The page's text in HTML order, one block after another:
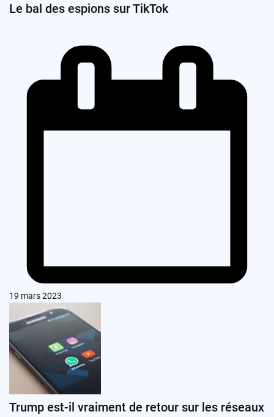
Le bal des espions sur TikTok
19 mars 2023
Trump est-il vraiment de retour sur les réseaux